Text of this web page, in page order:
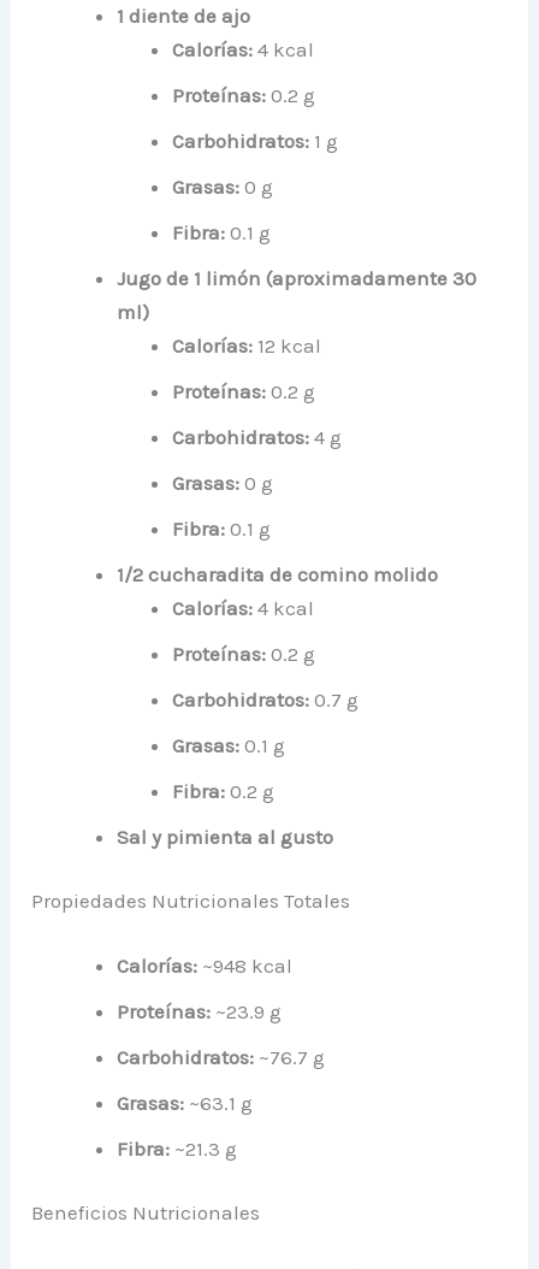
1 diente de ajo
Calorías:4 kcal
Proteínas:0.2 g
Carbohidratos:1 g
Grasas:0 g
Fibra:0.1 g
Jugo de 1 limón (aproximadamente 30
ml)
Calorías:12 kcal
Proteínas:0.2 g
Carbohidratos:4 g
Grasas:0 g
Fibra:0.1 g
1/2 cucharadita de comino molido
Calorías:4 kcal
Proteínas:0.2 g
Carbohidratos:0.7 g
Grasas:0.1 g
Fibra:0.2 g
Sal y pimienta al gusto
Propiedades Nutricionales Totales
Calorías: ~948 kcal
Proteínas: ~23.9 g
Carbohidratos: ~76.7 g
Grasas: ~63.1 g
Fibra: ~21.3 g
Beneficios Nutricionales